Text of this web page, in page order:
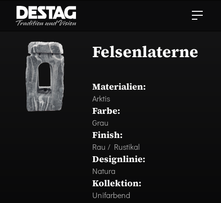
Felsenlaterne
Materialien:
Arktis
Farbe:
Grau
Finish:
Rau / Rustikal
Designlinie:
Natura
Kollektion:
Unifarbend